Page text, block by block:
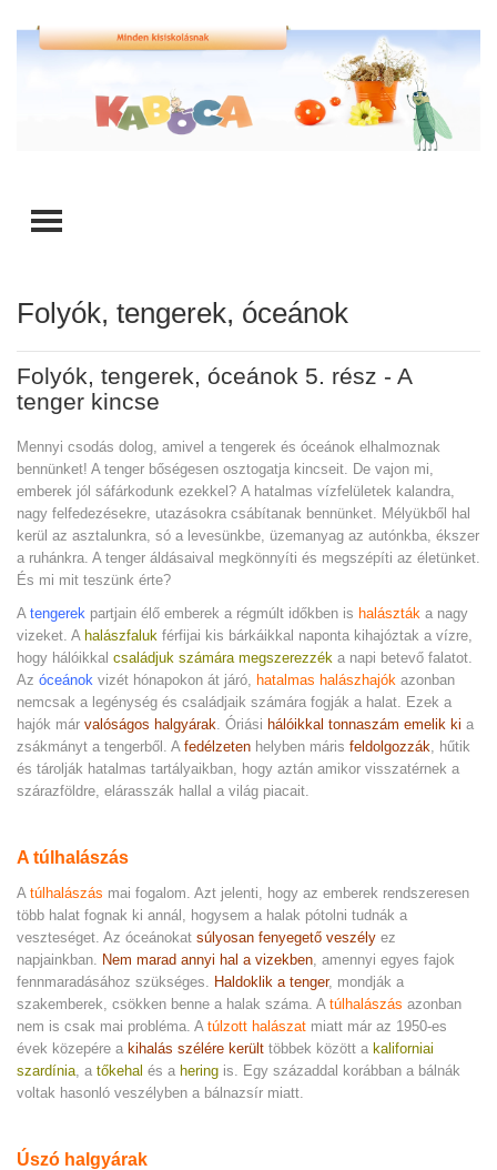
TOGGLE MENU
Folyók, tengerek, óceánok
Folyók, tengerek, óceánok 5. rész - A
tenger kincse
Mennyi csodás dolog, amivel a tengerek és óceánok elhalmoznak
bennünket! A tenger bőségesen osztogatja kincseit. De vajon mi,
emberek jól sáfárkodunk ezekkel? A hatalmas vízfelületek kalandra,
nagy felfedezésekre, utazásokra csábítanak bennünket. Mélyükből hal
kerül az asztalunkra, só a levesünkbe, üzemanyag az autónkba, ékszer
a ruhánkra. A tenger áldásaival megkönnyíti és megszépíti az életünket.
És mi mit teszünk érte?
A tengerek partjain élő emberek a régmúlt időkben is halászták a nagy
vizeket. A halászfaluk férfijai kis bárkáikkal naponta kihajóztak a vízre,
hogy hálóikkal családjuk számára megszerezzék a napi betevő falatot.
Az óceánok vizét hónapokon át járó, hatalmas halászhajók azonban
nemcsak a legénység és családjaik számára fogják a halat. Ezek a
hajók már valóságos halgyárak. Óriási hálóikkal tonnaszám emelik ki a
zsákmányt a tengerből. A fedélzeten helyben máris feldolgozzák, hűtik
és tárolják hatalmas tartályaikban, hogy aztán amikor visszatérnek a
szárazföldre, elárasszák hallal a világ piacait.
A túlhalászás
A túlhalászás mai fogalom. Azt jelenti, hogy az emberek rendszeresen
több halat fognak ki annál, hogysem a halak pótolni tudnák a
veszteséget. Az óceánokat súlyosan fenyegető veszély ez
napjainkban. Nem marad annyi hal a vizekben, amennyi egyes fajok
fennmaradásához szükséges. Haldoklik a tenger, mondják a
szakemberek, csökken benne a halak száma. A túlhalászás azonban
nem is csak mai probléma. A túlzott halászat miatt már az 1950-es
évek közepére a kihalás szélére került többek között a kaliforniai
szardínia, a tőkehal és a hering is. Egy századdal korábban a bálnák
voltak hasonló veszélyben a bálnazsír miatt.
Úszó halgyárak